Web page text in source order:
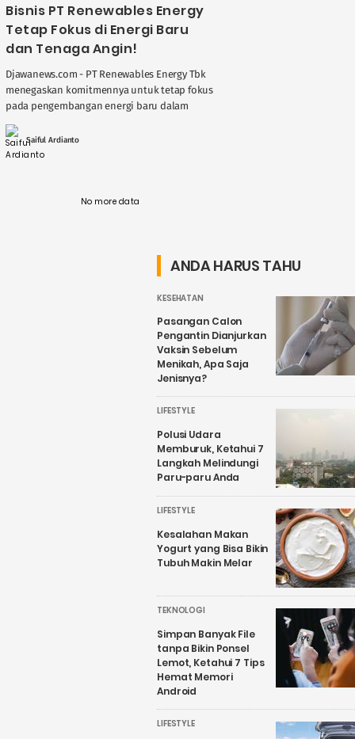
Bisnis PT Renewables Energy
Tetap Fokus di Energi Baru
dan Tenaga Angin!
Djawanews.com - PT Renewables Energy Tbk
menegaskan komitmennya untuk tetap fokus
pada pengembangan energi baru dalam
November 2025. Perseroan menyampaikan
bahwa strategi ....
Saiful Ardianto
No more data
ANDA HARUS TAHU
KESEHATAN
Pasangan Calon
Pengantin Dianjurkan
Vaksin Sebelum
Menikah, Apa Saja
Jenisnya?
LIFESTYLE
Polusi Udara
Memburuk, Ketahui 7
Langkah Melindungi
Paru-paru Anda
LIFESTYLE
Kesalahan Makan
Yogurt yang Bisa Bikin
Tubuh Makin Melar
TEKNOLOGI
Simpan Banyak File
tanpa Bikin Ponsel
Lemot, Ketahui 7 Tips
Hemat Memori
Android
LIFESTYLE